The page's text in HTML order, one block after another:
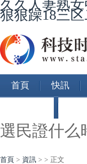
久久人妻熟
狠狠躁18三
首頁 快訊
選民證什么
首頁 > 資訊 > > 正文